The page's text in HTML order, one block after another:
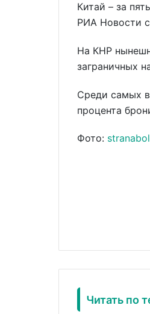
Китай – за
РИА Новости
На КНР
заграничных
Среди самых
процента
Фото:
Читать по